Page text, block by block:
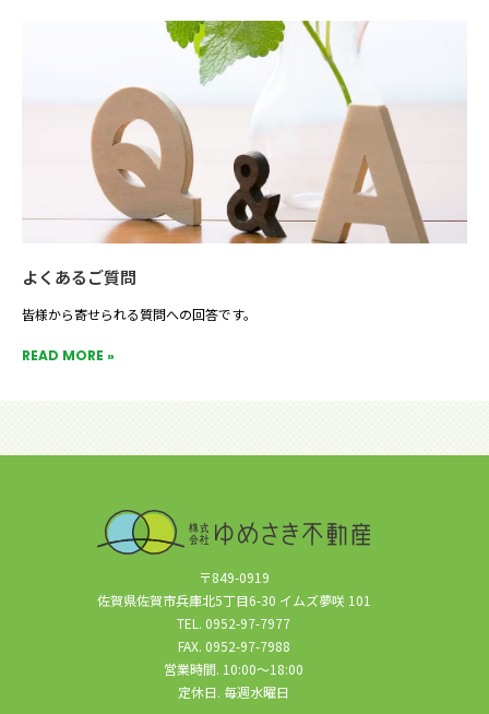
よくあるご質問
皆様から寄せられる質問への回答です。
READ MORE »
〒849-0919
佐賀県佐賀市兵庫北5丁目6-30 イムズ夢咲 101
TEL. 0952-97-7977
FAX. 0952-97-7988
営業時間. 10:00～18:00
定休日. 毎週水曜日